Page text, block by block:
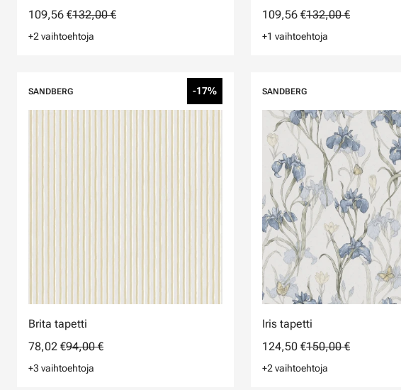
109,56 €132,00 €
+2 vaihtoehtoja
109,56 €132,00 €
+1 vaihtoehtoja
SANDBERG -17%
Brita tapetti
78,02 €94,00 €
+3 vaihtoehtoja
SANDBERG
Iris tapetti
124,50 €150,00 €
+2 vaihtoehtoja